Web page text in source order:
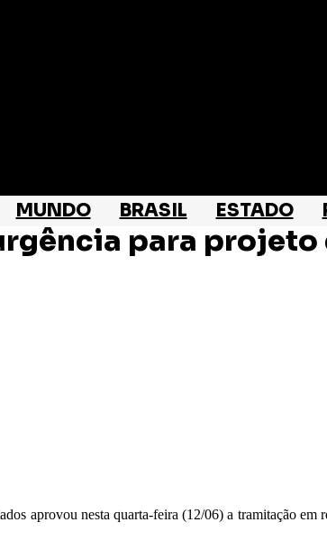
MUNDO BRASIL ESTADO
para
aprovou nesta quarta-feira (12/06) a tramitação